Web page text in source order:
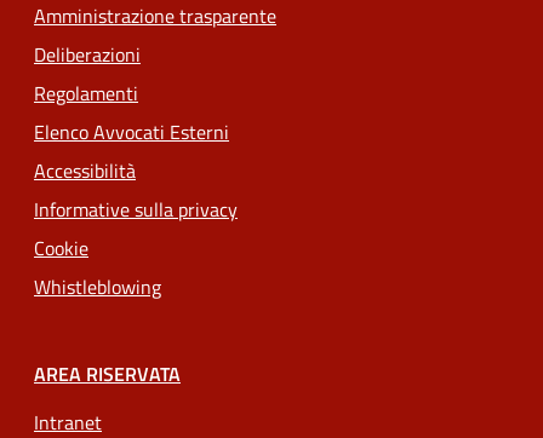
Amministrazione trasparente
Deliberazioni
Regolamenti
Elenco Avvocati Esterni
Accessibilità
Informative sulla privacy
Cookie
Whistleblowing
AREA RISERVATA
Intranet